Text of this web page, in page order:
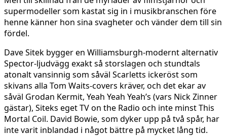
supermodeller som kastat sig in i musikbranschen före
henne känner hon sina svagheter och vänder dem till sin
fördel.
Dave Sitek bygger en Williamsburgh-modernt alternativ
Spector-ljudvägg exakt så storslagen och stundtals
atonalt vansinnig som såväl Scarletts ickeröst som
skivans alla Tom Waits-covers kräver, och det ekar av
såväl Grodan Kermit, Yeah Yeah Yeah’s (vars Nick Zinner
gästar), Siteks eget TV on the Radio och inte minst This
Mortal Coil. David Bowie, som dyker upp på två spår, har
inte varit inblandad i något bättre på mycket lång tid.